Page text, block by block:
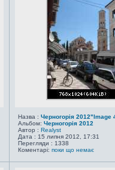
Назва : Черногорія 2012"Image
Альбом: Черногорія 2012
Автор : Realyst
Дата : 15 липня 2012, 17:31
Перегляди : 1338
Коментарі: поки що немає